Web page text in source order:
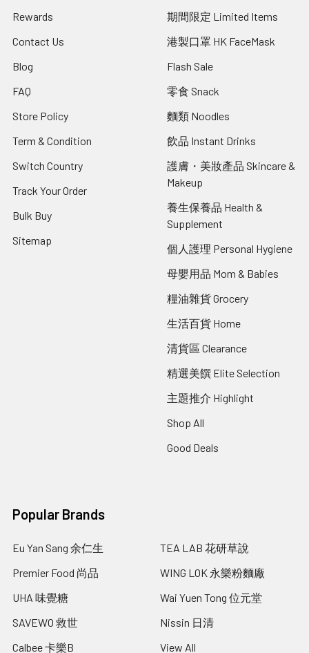
Rewards
Contact Us
Blog
FAQ
Store Policy
Term & Condition
Switch Country
Track Your Order
Bulk Buy
Sitemap
期間限定 Limited Items
港製口罩 HK FaceMask
Flash Sale
零食 Snack
麵類 Noodles
飲品 Instant Drinks
護膚・美妝產品 Skincare &
Makeup
養生保養品 Health &
Supplement
個人護理 Personal Hygiene
母嬰用品 Mom & Babies
糧油雜貨 Grocery
生活百貨 Home
清貨區 Clearance
精選美饌 Elite Selection
主題推介 Highlight
Shop All
Good Deals
Popular Brands
Eu Yan Sang 余仁生
Premier Food 尚品
UHA 味覺糖
SAVEWO 救世
Calbee 卡樂B
TEA LAB 花研草說
WING LOK 永樂粉麵廠
Wai Yuen Tong 位元堂
Nissin 日清
View All